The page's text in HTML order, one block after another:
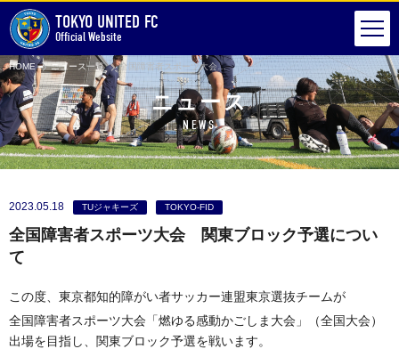
TOKYO UNITED FC
Official Website
HOME ニュース一覧 全国障害者スポーツ大会 関東ブロック予選について
ニュース
NEWS
2023.05.18 TUジャキーズ TOKYO-FID
全国障害者スポーツ大会 関東ブロック予選につい
て
この度、東京都知的障がい者サッカー連盟東京選抜チームが
全国障害者スポーツ大会「燃ゆる感動かごしま大会」（全国大会）
出場を目指し、関東ブロック予選を戦います。